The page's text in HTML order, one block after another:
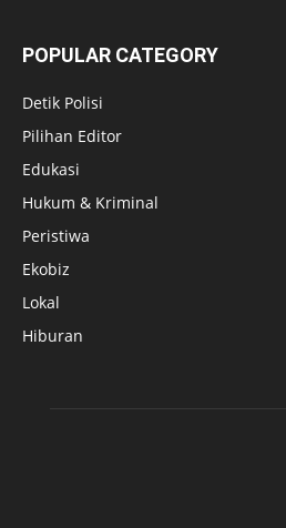
POPULAR CATEGORY
Detik Polisi
Pilihan Editor
Edukasi
Hukum & Kriminal
Peristiwa
Ekobiz
Lokal
Hiburan